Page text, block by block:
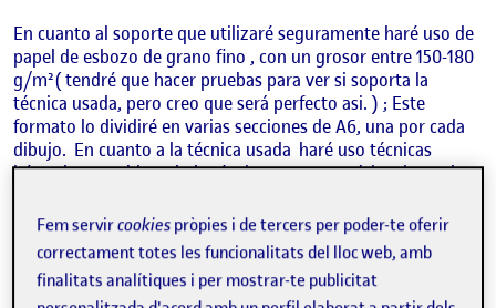
En cuanto al soporte que utilizaré seguramente haré uso de
papel de esbozo de grano fino , con un grosor entre 150-180
g/m²( tendré que hacer pruebas para ver si soporta la
técnica usada, pero creo que será perfecto asi. ) ; Este
formato lo dividiré en varias secciones de A6, una por cada
dibujo. En cuanto a la técnica usada haré uso técnicas
húmedas, combinando la técnica monocromática tinta y la
uso también de alguna técnica seca, como el carboncillo,
pero aún no es seguro, ya que quizás la mezcla de técnicas
entre los dibujos rompe la coherencia. Es una cuestión que
preguntaré a la profesora,
Fem servircookies pròpies i de tercers per poder-te oferir
correctament totes les funcionalitats del lloc web, amb
finalitats analítiques i per mostrar-te publicitat